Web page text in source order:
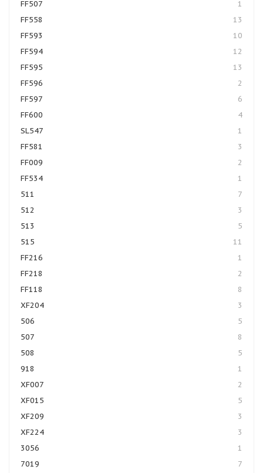
FF507
1
FF558
13
FF593
10
FF594
12
FF595
13
FF596
2
FF597
6
FF600
4
SL547
1
FF581
3
FF009
2
FF534
1
511
7
512
3
513
5
515
11
FF216
1
FF218
2
FF118
8
XF204
3
506
5
507
8
508
5
918
1
XF007
2
XF015
5
XF209
3
XF224
3
3056
1
7019
7